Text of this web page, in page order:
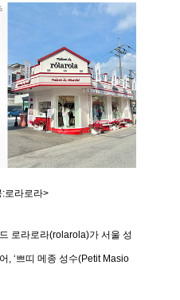
:로라로라>
로라로라(rolarola)가 서울 성
, ‘쁘띠 메종 성수(Petit Masio